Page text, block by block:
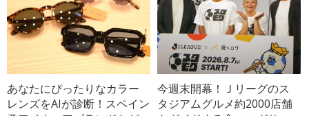
あなたにぴったりなカラー
レンズをAIが診断！スペイン
今週末開幕！Ｊリーグのス
タジアムグルメ約2000店舗